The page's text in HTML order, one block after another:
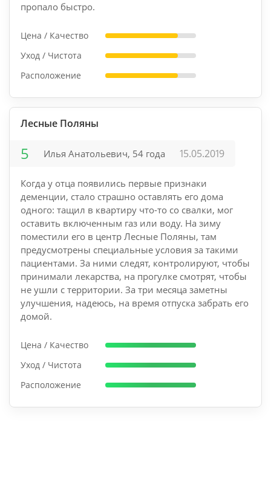
пропало быстро.
Цена / Качество
Уход / Чистота
Расположение
Лесные Поляны
5 Илья Анатольевич, 54 года 15.05.2019
Когда у отца появились первые признаки
деменции, стало страшно оставлять его дома
одного: тащил в квартиру что-то со свалки, мог
оставить включенным газ или воду. На зиму
поместили его в центр Лесные Поляны, там
предусмотрены специальные условия за такими
пациентами. За ними следят, контролируют, чтобы
принимали лекарства, на прогулке смотрят, чтобы
не ушли с территории. За три месяца заметны
улучшения, надеюсь, на время отпуска забрать его
домой.
Цена / Качество
Уход / Чистота
Расположение